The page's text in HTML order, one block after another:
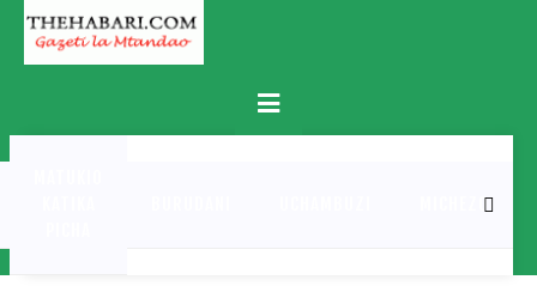
Skip
content
Primary
Menu
MICHEZO